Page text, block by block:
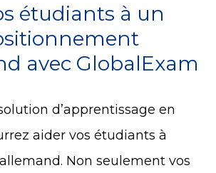
étudiants à un
avec GlobalExam
d’apprentissage en
aider vos étudiants à
Non seulement vos